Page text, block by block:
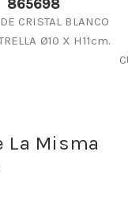
865698
CRISTAL BLANCO
Ø10 X H11cm.
La Misma